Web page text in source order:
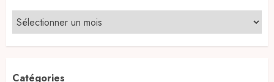
Catégories